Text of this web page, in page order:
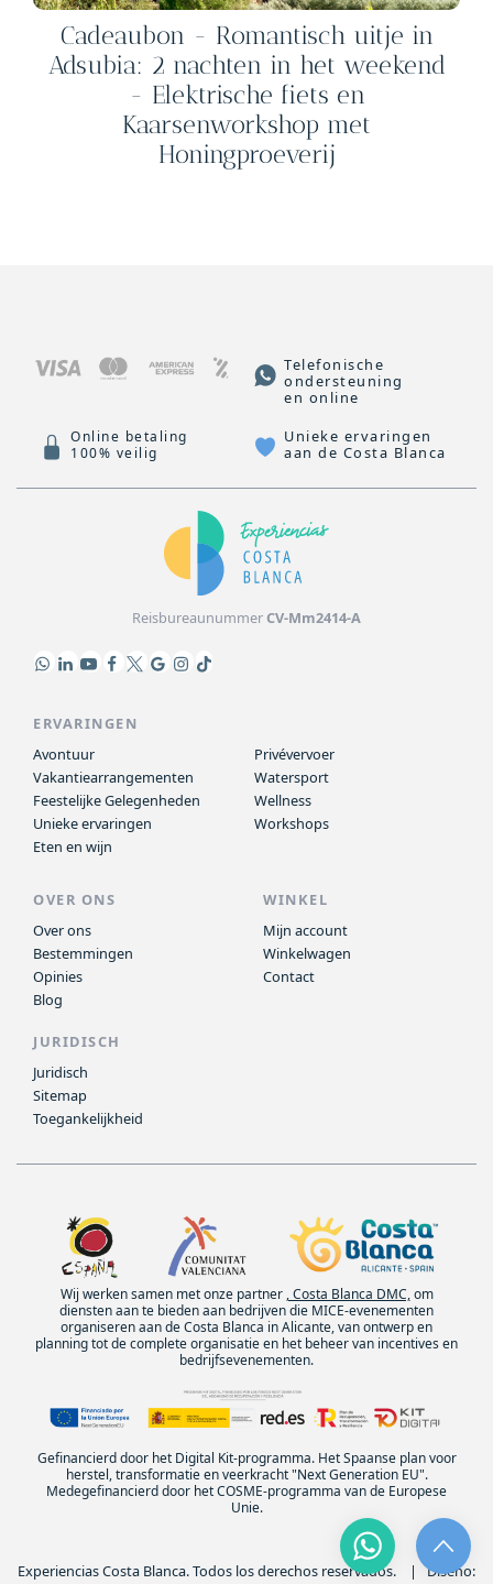
Cadeaubon - Romantisch uitje in
Adsubia: 2 nachten in het weekend
- Elektrische fiets en
Kaarsenworkshop met
Honingproeverij
Telefonische
ondersteuning
en online
Online betaling
100% veilig
Unieke ervaringen
aan de Costa Blanca
ReisbureaunummerCV-Mm2414-A
ERVARINGEN
Avontuur
Vakantiearrangementen
Feestelijke Gelegenheden
Unieke ervaringen
Eten en wijn
Privévervoer
Watersport
Wellness
Workshops
OVER ONS
Over ons
Bestemmingen
Opinies
Blog
WINKEL
Mijn account
Winkelwagen
Contact
JURIDISCH
Juridisch
Sitemap
Toegankelijkheid
Wij werken samen met onze partner , Costa Blanca DMC,om
diensten aan te bieden aan bedrijven die MICE-evenementen
organiseren aan de Costa Blanca in Alicante, van ontwerp en
planning tot de complete organisatie en het beheer van incentives en
bedrijfsevenementen.
Gefinancierd door het Digital Kit-programma. Het Spaanse plan voor
herstel, transformatie en veerkracht "Next Generation EU".
Medegefinancierd door het COSME-programma van de Europese
Unie.
Experiencias Costa Blanca. Todos los derechos reservados. | Diseño: